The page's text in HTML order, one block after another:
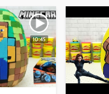
10:45